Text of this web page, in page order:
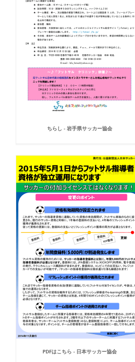
ちらし - 岩手県サッカー協会
PDFはこちら - 日本サッカー協会